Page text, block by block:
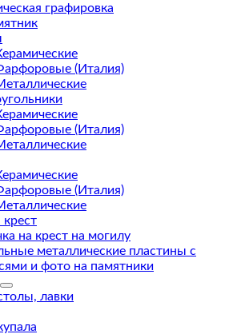
графировка
(Италия)
(Италия)
(Италия)
крест
на крест на могилу
металлические пластины с
и фото на памятники
лавки